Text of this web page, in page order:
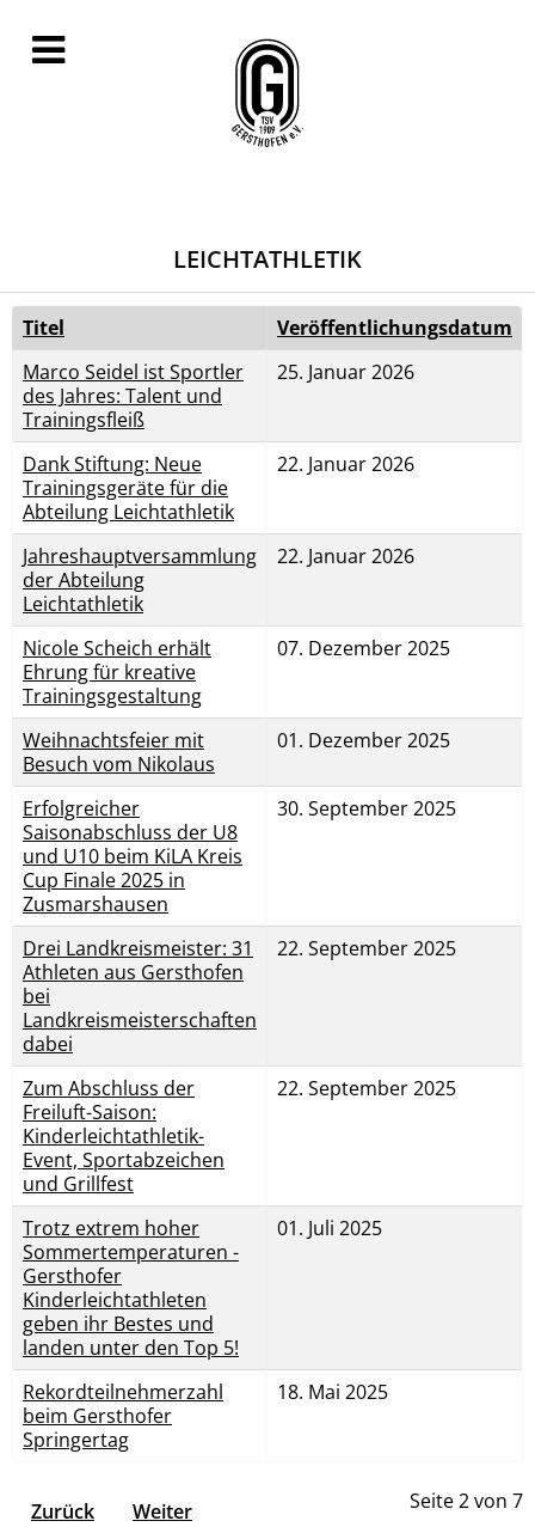
LEICHTATHLETIK
Titel
Veröffentlichungsdatum
Marco Seidel ist Sportler
des Jahres: Talent und
Trainingsfleiß
25. Januar 2026
Dank Stiftung: Neue
Trainingsgeräte für die
Abteilung Leichtathletik
22. Januar 2026
Jahreshauptversammlung
der Abteilung
Leichtathletik
22. Januar 2026
Nicole Scheich erhält
Ehrung für kreative
Trainingsgestaltung
07. Dezember 2025
Weihnachtsfeier mit
Besuch vom Nikolaus
01. Dezember 2025
Erfolgreicher
Saisonabschluss der U8
und U10 beim KiLA Kreis
Cup Finale 2025 in
Zusmarshausen
30. September 2025
Drei Landkreismeister: 31
Athleten aus Gersthofen
bei
Landkreismeisterschaften
dabei
22. September 2025
Zum Abschluss der
Freiluft-Saison:
Kinderleichtathletik-
Event, Sportabzeichen
und Grillfest
22. September 2025
Trotz extrem hoher
Sommertemperaturen -
Gersthofer
Kinderleichtathleten
geben ihr Bestes und
landen unter den Top 5!
01. Juli 2025
Rekordteilnehmerzahl
beim Gersthofer
Springertag
18. Mai 2025
Seite 2 von 7
Zurück Weiter